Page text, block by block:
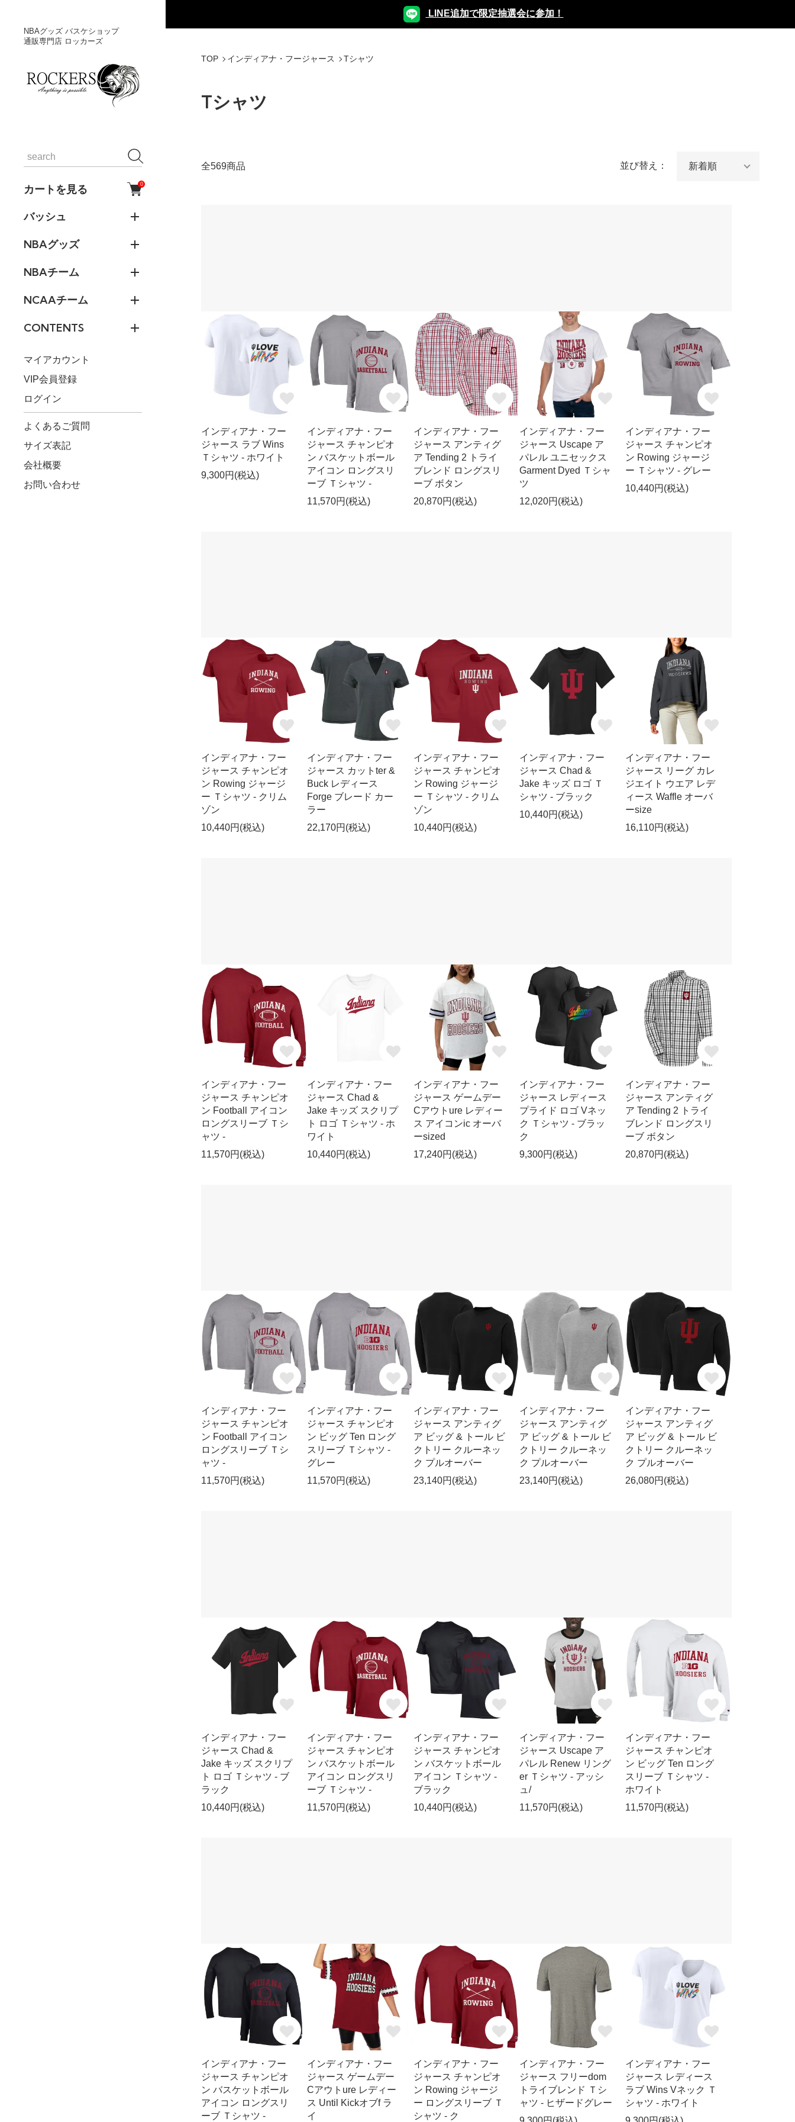
NBAグッズ バスケショップ
通販専門店 ロッカーズ
カートを見る 0
バッシュ
NBAグッズ
NBAチーム
NCAAチーム
CONTENTS
マイアカウント
VIP会員登録
ログイン
よくあるご質問
サイズ表記
会社概要
お問い合わせ
LINE追加で限定抽選会に参加！
TOP インディアナ・フージャース Tシャツ
Tシャツ
全569商品 並び替え：
インディアナ・フー
ジャース ラブ Wins
Ｔシャツ - ホワイト
9,300円(税込)
インディアナ・フー
ジャース チャンピオ
ン バスケットボール
アイコン ロングスリ
ーブ Ｔシャツ -
11,570円(税込)
インディアナ・フー
ジャース アンティグ
ア Tending 2 トライ
ブレンド ロングスリ
ーブ ボタン
20,870円(税込)
インディアナ・フー
ジャース Uscape ア
パレル ユニセックス
Garment Dyed Ｔシャ
ツ
12,020円(税込)
インディアナ・フー
ジャース チャンピオ
ン Rowing ジャージ
ー Ｔシャツ - グレー
10,440円(税込)
インディアナ・フー
ジャース チャンピオ
ン Rowing ジャージ
ー Ｔシャツ - クリム
ゾン
10,440円(税込)
インディアナ・フー
ジャース カットter &
Buck レディース
Forge ブレード カー
ラー
22,170円(税込)
インディアナ・フー
ジャース チャンピオ
ン Rowing ジャージ
ー Ｔシャツ - クリム
ゾン
10,440円(税込)
インディアナ・フー
ジャース Chad &
Jake キッズ ロゴ Ｔ
シャツ - ブラック
10,440円(税込)
インディアナ・フー
ジャース リーグ カレ
ジエイト ウエア レデ
ィース Waffle オーバ
ーsize
16,110円(税込)
インディアナ・フー
ジャース チャンピオ
ン Football アイコン
ロングスリーブ Ｔシ
ャツ -
11,570円(税込)
インディアナ・フー
ジャース Chad &
Jake キッズ スクリプ
ト ロゴ Ｔシャツ - ホ
ワイト
10,440円(税込)
インディアナ・フー
ジャース ゲームデー
Cアウトure レディー
ス アイコンic オーバ
ーsized
17,240円(税込)
インディアナ・フー
ジャース レディース
プライド ロゴ Vネッ
ク Ｔシャツ - ブラッ
ク
9,300円(税込)
インディアナ・フー
ジャース アンティグ
ア Tending 2 トライ
ブレンド ロングスリ
ーブ ボタン
20,870円(税込)
インディアナ・フー
ジャース チャンピオ
ン Football アイコン
ロングスリーブ Ｔシ
ャツ -
11,570円(税込)
インディアナ・フー
ジャース チャンピオ
ン ビッグ Ten ロング
スリーブ Ｔシャツ -
グレー
11,570円(税込)
インディアナ・フー
ジャース アンティグ
ア ビッグ & トール ビ
クトリー クルーネッ
ク プルオーバー
23,140円(税込)
インディアナ・フー
ジャース アンティグ
ア ビッグ & トール ビ
クトリー クルーネッ
ク プルオーバー
23,140円(税込)
インディアナ・フー
ジャース アンティグ
ア ビッグ & トール ビ
クトリー クルーネッ
ク プルオーバー
26,080円(税込)
インディアナ・フー
ジャース Chad &
Jake キッズ スクリプ
ト ロゴ Ｔシャツ - ブ
ラック
10,440円(税込)
インディアナ・フー
ジャース チャンピオ
ン バスケットボール
アイコン ロングスリ
ーブ Ｔシャツ -
11,570円(税込)
インディアナ・フー
ジャース チャンピオ
ン バスケットボール
アイコン Ｔシャツ -
ブラック
10,440円(税込)
インディアナ・フー
ジャース Uscape ア
パレル Renew リング
er Ｔシャツ - アッシ
ュ/
11,570円(税込)
インディアナ・フー
ジャース チャンピオ
ン ビッグ Ten ロング
スリーブ Ｔシャツ -
ホワイト
11,570円(税込)
インディアナ・フー
ジャース チャンピオ
ン バスケットボール
アイコン ロングスリ
ーブ Ｔシャツ -
インディアナ・フー
ジャース ゲームデー
Cアウトure レディー
ス Until Kickオブf ラ
イ
インディアナ・フー
ジャース チャンピオ
ン Rowing ジャージ
ー ロングスリーブ Ｔ
シャツ - ク
インディアナ・フー
ジャース フリーdom
トライブレンド Ｔシ
ャツ - ヒザードグレー
インディアナ・フー
ジャース レディース
ラブ Wins Vネック Ｔ
シャツ - ホワイト